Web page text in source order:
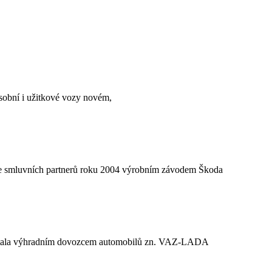
i užitkové vozy novém,
partnerů roku 2004 výrobním závodem Škoda
výhradním dovozcem automobilů zn. VAZ-LADA